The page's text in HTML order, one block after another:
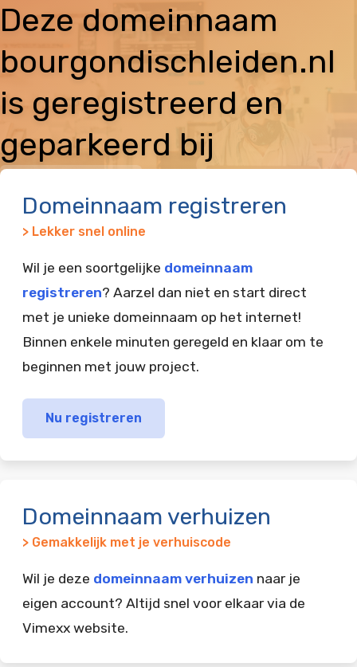
Deze domeinnaam
bourgondischleiden.nl
is geregistreerd en
geparkeerd bij
Domeinnaam registreren
> Lekker snel online
Wil je een soortgelijke domeinnaam
registreren? Aarzel dan niet en start direct
met je unieke domeinnaam op het internet!
Binnen enkele minuten geregeld en klaar om te
beginnen met jouw project.
Nu registreren
Domeinnaam verhuizen
> Gemakkelijk met je verhuiscode
Wil je deze domeinnaam verhuizen naar je
eigen account? Altijd snel voor elkaar via de
Vimexx website.